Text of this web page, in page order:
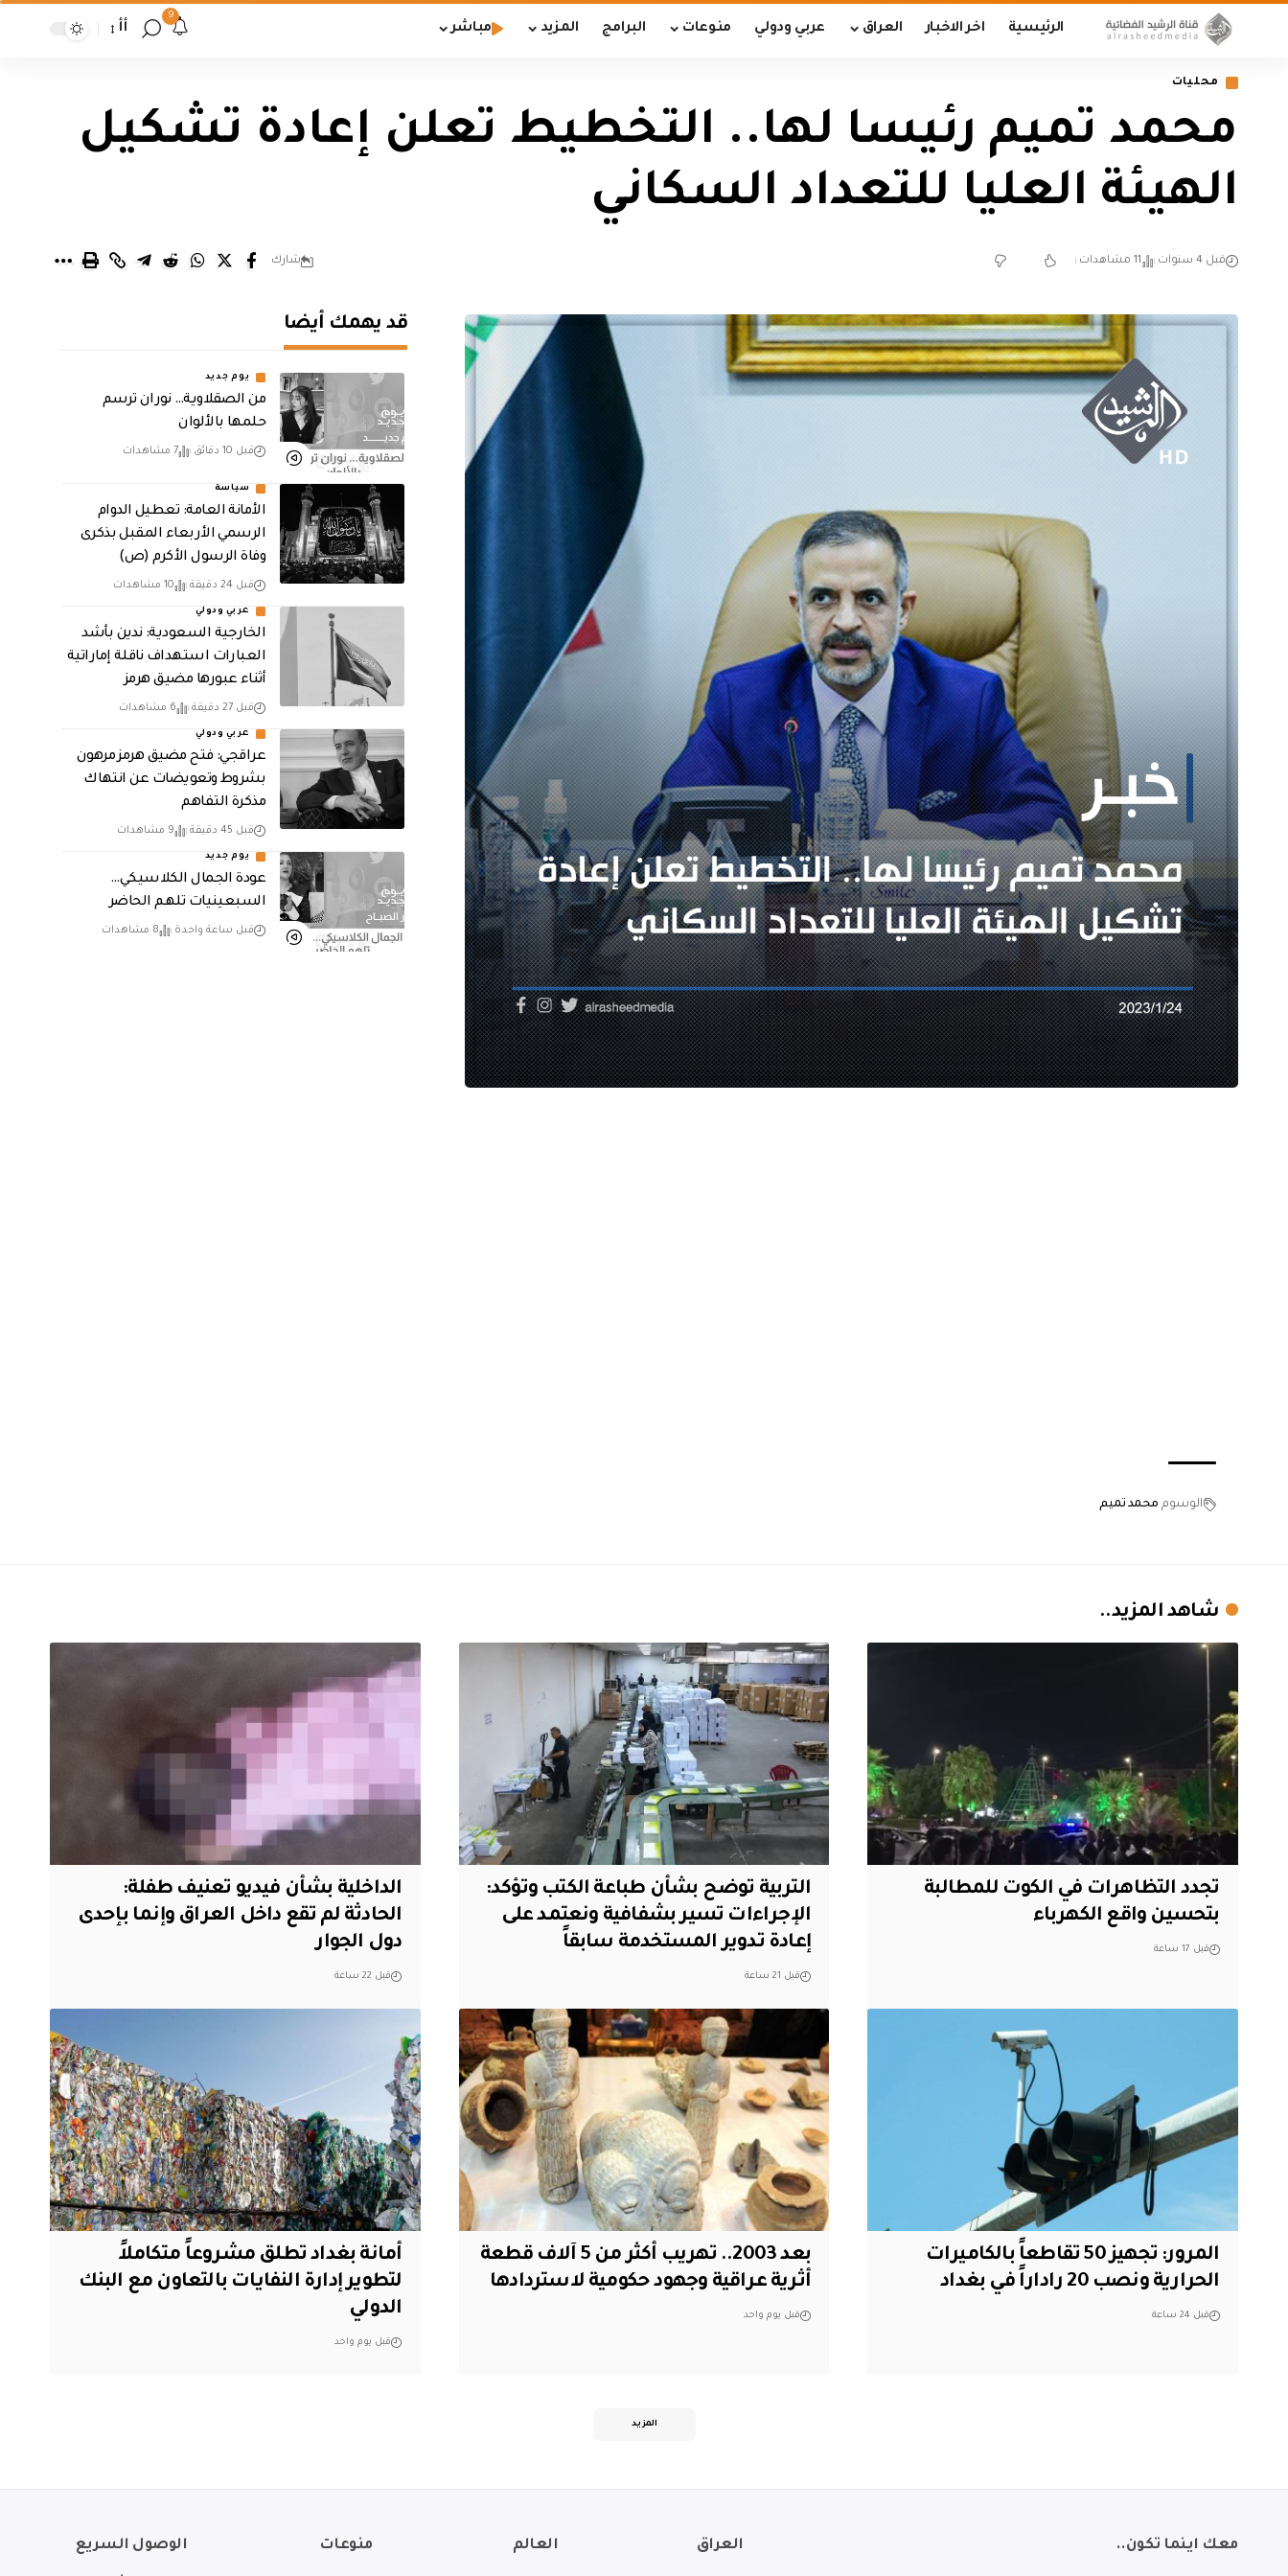
الرئيسية اخر الاخبار العراق عربي ودولي منوعات البرامج المزيد مباشر
9
أأ
محليات
محمد تميم رئيسا لها.. التخطيط تعلن إعادة تشكيل
الهيئة العليا للتعداد السكاني
قبل 4 سنوات 11 مشاهدات شارك
الوسوم محمد تميم
قد يهمك أيضا
يوم جديد
من الصقلاوية… نوران ترسم
حلمها بالألوان
قبل 10 دقائق 7 مشاهدات
سياسة
الأمانة العامة: تعطيل الدوام
الرسمي الأربعاء المقبل بذكرى
وفاة الرسول الأكرم (ص)
قبل 24 دقيقة 10 مشاهدات
عربي ودولي
‏الخارجية السعودية: ندين بأشد
العبارات استهداف ناقلة إماراتية
أثناء عبورها مضيق هرمز
قبل 27 دقيقة 6 مشاهدات
عربي ودولي
عراقجي: فتح مضيق هرمز مرهون
بشروط وتعويضات عن انتهاك
مذكرة التفاهم
قبل 45 دقيقة 9 مشاهدات
يوم جديد
عودة الجمال الكلاسيكي…
السبعينيات تلهم الحاضر
قبل ساعة واحدة 8 مشاهدات
شاهد المزيد..
تجدد التظاهرات في الكوت للمطالبة
بتحسين واقع الكهرباء
قبل 17 ساعة
التربية توضح بشأن طباعة الكتب وتؤكد:
الإجراءات تسير بشفافية ونعتمد على
إعادة تدوير المستخدمة سابقاً
قبل 21 ساعة
الداخلية بشأن فيديو تعنيف طفلة:
الحادثة لم تقع داخل العراق وإنما بإحدى
دول الجوار
قبل 22 ساعة
المرور: تجهيز 50 تقاطعاً بالكاميرات
الحرارية ونصب 20 راداراً في بغداد
قبل 24 ساعة
بعد 2003.. تهريب أكثر من 5 آلاف قطعة
أثرية عراقية وجهود حكومية لاستردادها
قبل يوم واحد
أمانة بغداد تطلق مشروعاً متكاملاً
لتطوير إدارة النفايات بالتعاون مع البنك
الدولي
قبل يوم واحد
المزيد
معك اينما تكون.. العراق العالم منوعات الوصول السريع